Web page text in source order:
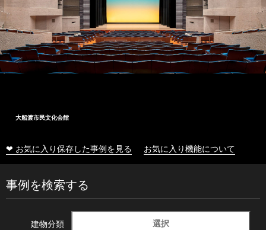
大船渡市民文化会館
❤ お気に入り保存した事例を見る お気に入り機能について
事例を検索する
建物分類 選択